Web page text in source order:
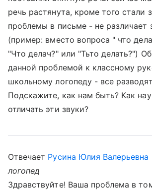
речь растянута, кроме того стали
проблемы в письме - не различает
(пример: вместо вопроса " что
"Что делач?" или "Тьто делать?")
данной проблемой к классному
школьному логопеду - все
Подскажите, как нам быть? Как
отличать эти звуки?
Отвечает Русина Юлия Валерьевна
логопед
Здравствуйте! Ваша проблема в